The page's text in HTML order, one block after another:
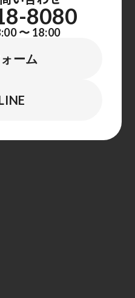
8080
〜 18:00
ーム